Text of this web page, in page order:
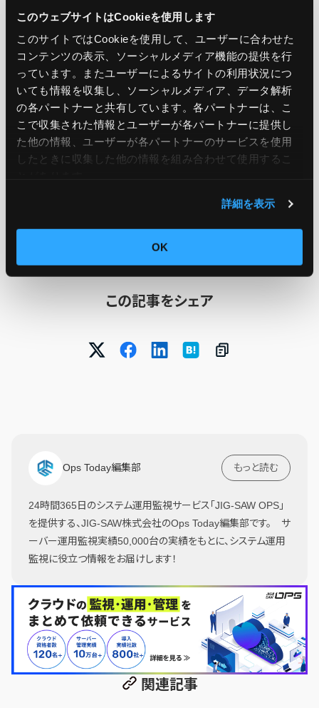
このウェブサイトはCookieを使用します
このサイトではCookieを使用して、ユーザーに合わせた
コンテンツの表示、ソーシャルメディア機能の提供を行
っています。またユーザーによるサイトの利用状況につ
いても情報を収集し、ソーシャルメディア、データ解析
の各パートナーと共有しています。各パートナーは、こ
こで収集された情報とユーザーが各パートナーに提供し
た他の情報、ユーザーが各パートナーのサービスを使用
したときに収集した他の情報を組み合わせて使用​​するこ
詳細を表示
OK
Regions, Asia Pacific (Melbourne), Israel (Tel
Aviv) and Asia Pacific (Malaysia). There is no
additional cost for using this feature, however
standard AWS WAF charges still apply. For
more information about pricing, visit the
AWS
WAF Pricing page.
aggregation on JA3 and JA4 fingerprints for rate-
based rules
この記事をシェア
Ops Today編集部 もっと読む
24時間365日のシステム運用監視サービス「JIG-SAW OPS」
を提供する、JIG-SAW株式会社のOps Today編集部です。 サ
ーバー運用監視実績50,000台の実績をもとに、システム運用
監視に役立つ情報をお届けします！
関連記事